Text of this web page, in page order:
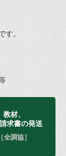
す。
教材、
求書の発送
［全調協］